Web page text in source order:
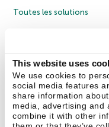
This website uses
We use cookies to
social media features
share information
media, advertising and
combine it with other
Toutes les solutions
Politique anticorruption
Contrat de licence entreprises
Nous contacter À propos